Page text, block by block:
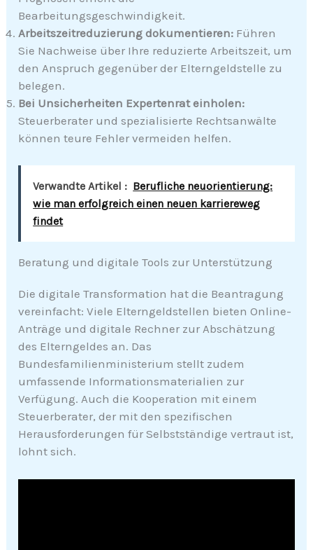
Bearbeitungsgeschwindigkeit.
Arbeitszeitreduzierung dokumentieren: Führen
Sie Nachweise über Ihre reduzierte Arbeitszeit, um
den Anspruch gegenüber der Elterngeldstelle zu
belegen.
Bei Unsicherheiten Expertenrat einholen:
Steuerberater und spezialisierte Rechtsanwälte
können teure Fehler vermeiden helfen.
Verwandte Artikel : Berufliche neuorientierung:
wie man erfolgreich einen neuen karriereweg
findet
Beratung und digitale Tools zur Unterstützung
Die digitale Transformation hat die Beantragung
vereinfacht: Viele Elterngeldstellen bieten Online-
Anträge und digitale Rechner zur Abschätzung
des Elterngeldes an. Das
Bundesfamilienministerium stellt zudem
umfassende Informationsmaterialien zur
Verfügung. Auch die Kooperation mit einem
Steuerberater, der mit den spezifischen
Herausforderungen für Selbstständige vertraut ist,
lohnt sich.